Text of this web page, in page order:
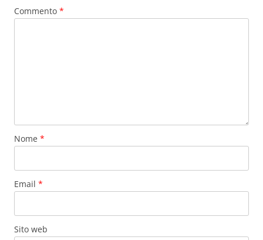
Commento *
Nome *
Email *
Sito web